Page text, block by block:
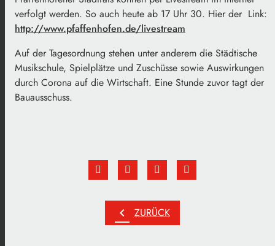
verfolgt werden. So auch heute ab 17 Uhr 30. Hier der Link:
http://www.pfaffenhofen.de/livestream
Auf der Tagesordnung stehen unter anderem die Städtische
Musikschule, Spielplätze und Zuschüsse sowie Auswirkungen
durch Corona auf die Wirtschaft. Eine Stunde zuvor tagt der
Bauausschuss.
chevron_left ZURÜCK